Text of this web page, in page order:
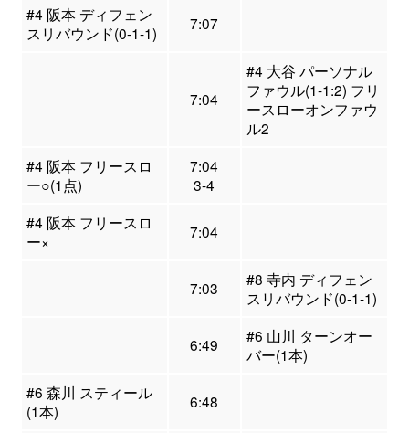
#4 阪本 ディフェン
スリバウンド(0-1-1)
7:07
7:04
#4 大谷 パーソナル
ファウル(1-1:2) フリ
ースローオンファウ
ル2
#4 阪本 フリースロ
ー○(1点)
7:04
3-4
#4 阪本 フリースロ
ー×
7:04
7:03
#8 寺内 ディフェン
スリバウンド(0-1-1)
6:49
#6 山川 ターンオー
バー(1本)
#6 森川 スティール
(1本)
6:48